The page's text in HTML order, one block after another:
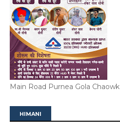
Main Road Purnea Gola Chaowk
HIMANI